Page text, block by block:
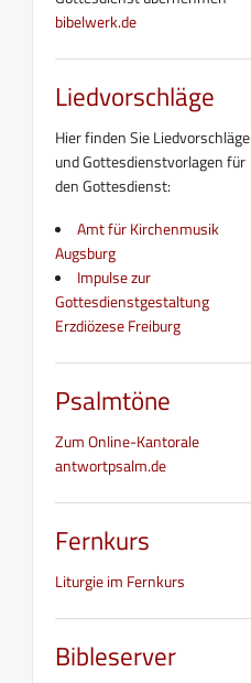
bibelwerk.de
Liedvorschläge
Hier finden Sie Liedvorschläge
und Gottesdienstvorlagen für
den Gottesdienst:
Amt für Kirchenmusik
Augsburg
Impulse zur
Gottesdienstgestaltung
Erzdiözese Freiburg
Psalmtöne
Zum Online-Kantorale
antwortpsalm.de
Fernkurs
Liturgie im Fernkurs
Bibleserver